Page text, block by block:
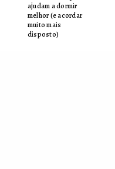
ajudam a dormir
melhor (e acordar
muito mais
disposto)